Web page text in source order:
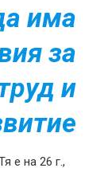
има
за
и
е на 26 г.,